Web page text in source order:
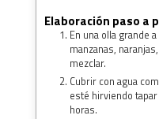
Elaboración paso a
En una olla grande
manzanas,
mezclar.
Cubrir con agua
esté hirviendo
horas.